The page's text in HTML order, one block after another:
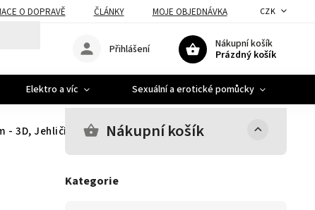
O DOPRAVĚ ČLÁNKY MOJE OBJEDNÁVKA CZK
Nákupní košík
Prázdný košík
Přihlášení
Elektro a víc Sexuální a erotické pomůcky
- 3D, Jehličí PVC, NehořlavýNákupní košík
Kategorie